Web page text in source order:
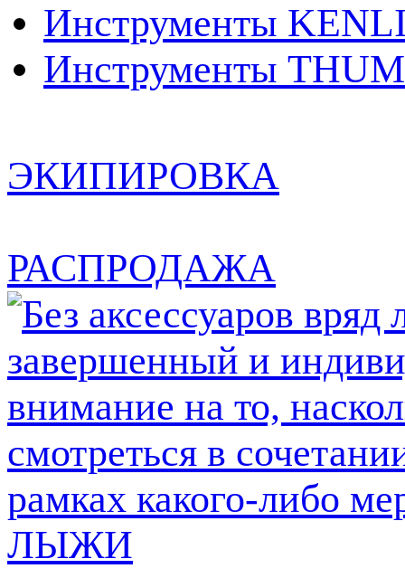
Инструменты
Инструменты
ЭКИПИРОВКА
РАСПРОДАЖА
ЛЫЖИ